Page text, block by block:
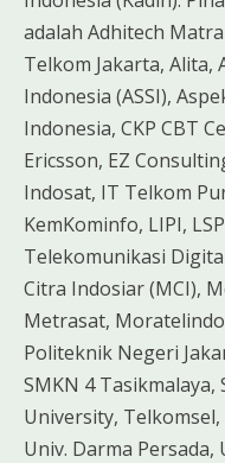
adalah Adhitech
Telkom Jakarta, Alita,
Indonesia (ASSI),
Indonesia, CKP CBT
Ericsson, EZ
Indosat, IT Telkom
KemKominfo, LIPI,
Telekomunikasi
Citra Indosiar (MCI),
Metrasat,
Politeknik Negeri
SMKN 4
University,
Univ. Darma Persada,